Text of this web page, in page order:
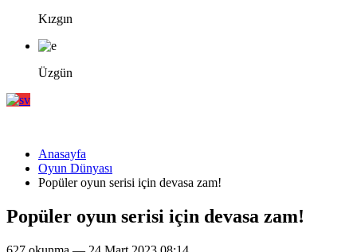
Kızgın
Üzgün
Anasayfa
Oyun Dünyası
Popüler oyun serisi için devasa zam!
Popüler oyun serisi için devasa zam!